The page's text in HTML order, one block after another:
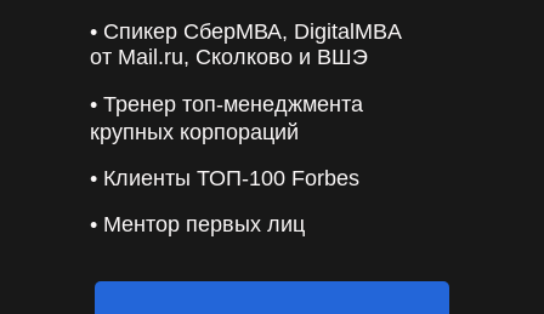
• Спикер СберМВА, DigitalMBA
от Mail.ru, Сколково и ВШЭ
• Тренер топ-менеджмента
крупных корпораций
• Клиенты ТОП-100 Forbes
• Ментор первых лиц